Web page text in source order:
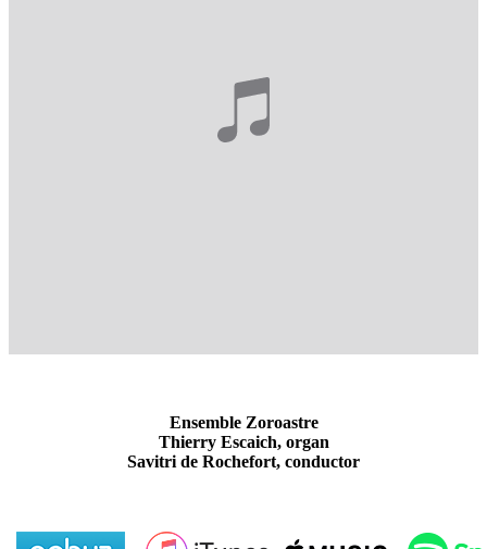
Ensemble Zoroastre
Thierry Escaich, organ
Savitri de Rochefort, conductor